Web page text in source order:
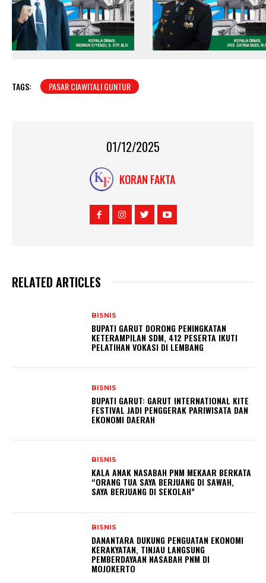
TAGS: PASAR CIAWITALI GUNTUR
01/12/2025
KORAN FAKTA
RELATED ARTICLES
BISNIS
BUPATI GARUT DORONG PENINGKATAN
KETERAMPILAN SDM, 412 PESERTA IKUTI
PELATIHAN VOKASI DI LEMBANG
BISNIS
BUPATI GARUT: GARUT INTERNATIONAL KITE
FESTIVAL JADI PENGGERAK PARIWISATA DAN
EKONOMI DAERAH
BISNIS
KALA ANAK NASABAH PNM MEKAAR BERKATA
“ORANG TUA SAYA BERJUANG DI SAWAH,
SAYA BERJUANG DI SEKOLAH”
BISNIS
DANANTARA DUKUNG PENGUATAN EKONOMI
KERAKYATAN, TINJAU LANGSUNG
PEMBERDAYAAN NASABAH PNM DI
MOJOKERTO